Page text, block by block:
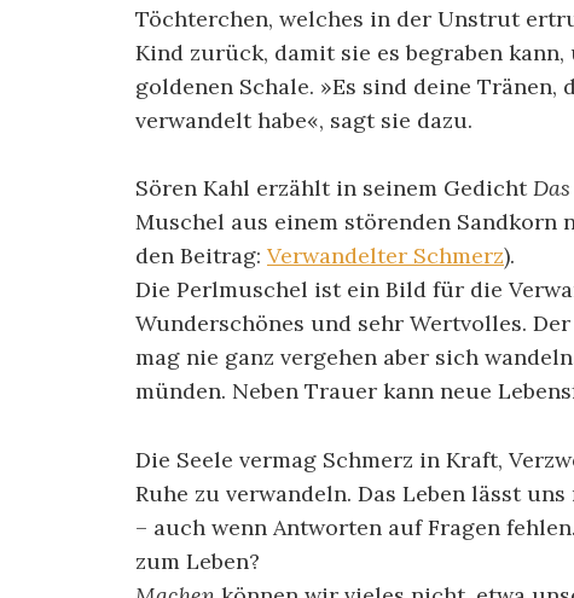
Töchterchen, welches in der Unstrut
Kind zurück, damit sie es begraben
goldenen Schale. »Es sind deine
verwandelt habe«, sagt sie dazu.
Sören Kahl erzählt in seinem Gedicht
Muschel aus einem störenden Sandkorn
den Beitrag: Verwandelter Schmerz).
Die Perlmuschel ist ein Bild für die
Wunderschönes und sehr Wertvolles.
mag nie ganz vergehen aber sich
münden. Neben Trauer kann neue
Die Seele vermag Schmerz in Kraft,
Ruhe zu verwandeln. Das Leben lässt
– auch wenn Antworten auf Fragen
zum Leben?